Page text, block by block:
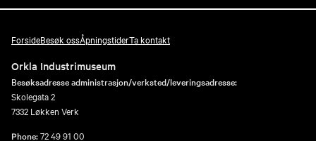
ForsideBesøk ossÅpningstiderTa kontakt
Orkla Industrimuseum
Besøksadresse administrasjon/verksted/leveringsadresse:
Skolegata 2
7332 Løkken Verk
Phone:72 49 91 00